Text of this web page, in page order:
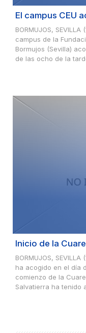
El campus CEU
BORMUJOS,
campus de la
Bormujos (Sevilla)
de las ocho de la
Inicio de la
BORMUJOS,
ha acogido en el día
comienzo de la
Salvatierra ha tenido